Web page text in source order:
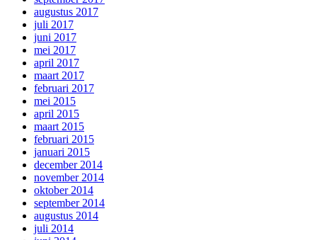
augustus 2017
juli 2017
juni 2017
mei 2017
april 2017
maart 2017
februari 2017
mei 2015
april 2015
maart 2015
februari 2015
januari 2015
december 2014
november 2014
oktober 2014
september 2014
augustus 2014
juli 2014